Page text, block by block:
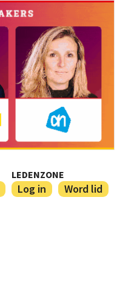
LEDENZONE
Log in Word lid